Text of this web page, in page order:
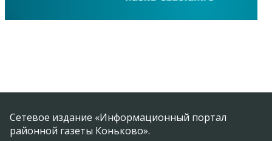
Сетевое издание «Информационный портал
районной газеты Коньково».